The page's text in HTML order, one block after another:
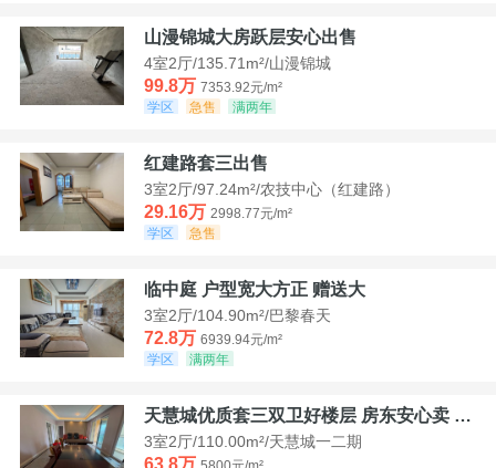
山漫锦城大房跃层安心出售
4室2厅/135.71m²/山漫锦城
99.8万 7353.92元/m²
学区
急售 满两年
红建路套三出售
3室2厅/97.24m²/农技中心（红建路）
29.16万 2998.77元/m²
学区
急售
临中庭 户型宽大方正 赠送大
3室2厅/104.90m²/巴黎春天
72.8万 6939.94元/m²
学区
满两年
天慧城优质套三双卫好楼层 房东安心卖 价格好谈
3室2厅/110.00m²/天慧城一二期
63.8万